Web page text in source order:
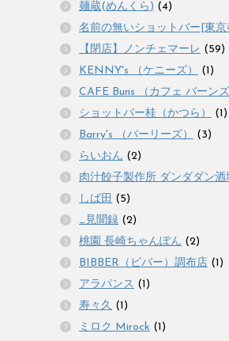
麺蔵(めんくら) (4)
名前の無いショットバー[東京
【閉店】ノンチェマーレ (59)
KENNY's （ケニーズ）
(1)
CAFE Buns （カフェ バーンズ
ショットバー桂（かつら）
(1)
Barry's （バーリーズ）
(3)
らいおん (2)
肉汁餃子製作所 ダンダダン酒
しば田 (5)
_見聞録 (2)
桃園 長崎ちゃんぽん (2)
BIBBER（ビバー）調布店 (1)
アラパンス (1)
寿々久 (1)
ミロク Mirock (1)